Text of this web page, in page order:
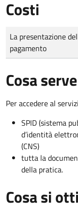
Costi
Tipo di pagamento
Importo
La presentazione
pagamento
Cosa serve
Per accedere al
SPID (sistema
d’identità
(CNS)
tutta la
della pratica.
Cosa si